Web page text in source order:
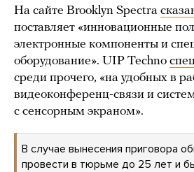
На сайте Brooklyn Spectra
поставляет «инновационные
электронные компоненты и
оборудование». UIP Techno
среди прочего, «на удобных в
видеоконференц-связи и
с сенсорным экраном».
В случае вынесения приговора
провести в тюрьме до 25 лет и